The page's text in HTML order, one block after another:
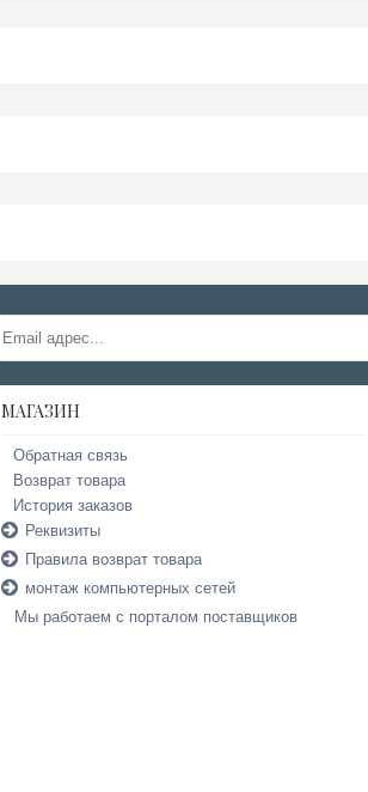
МАГАЗИН
Обратная связь
Возврат товара
История заказов
Реквизиты
Правила возврат товара
монтаж компьютерных сетей
Мы работаем с порталом поставщиков